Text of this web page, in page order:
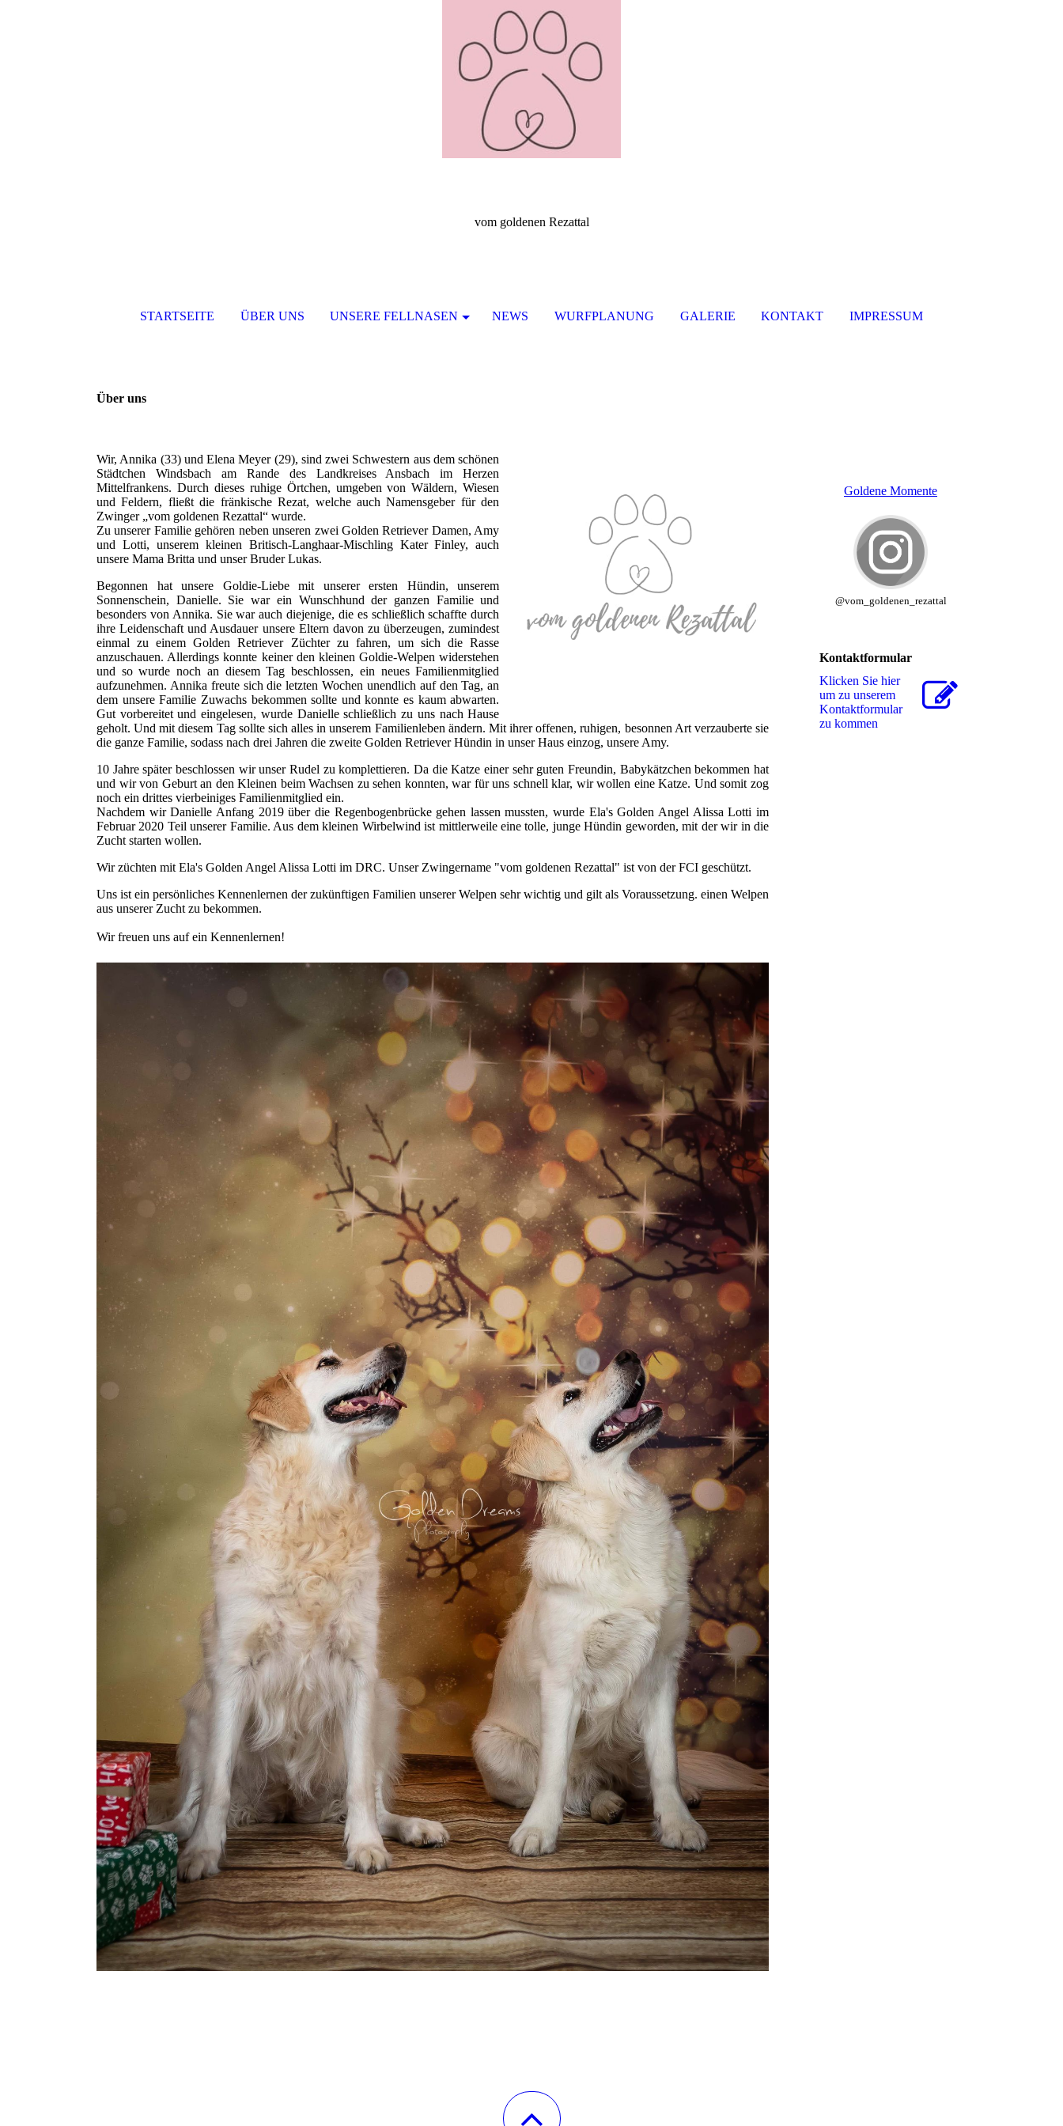
vom goldenen Rezattal
STARTSEITE ÜBER UNS UNSERE FELLNASEN NEWS WURFPLANUNG GALERIE KONTAKT IMPRESSUM
Über uns
Wir, Annika (33) und Elena Meyer (29), sind zwei Schwestern aus dem schönen
Städtchen Windsbach am Rande des Landkreises Ansbach im Herzen
Mittelfrankens. Durch dieses ruhige Örtchen, umgeben von Wäldern, Wiesen
und Feldern, fließt die fränkische Rezat, welche auch Namensgeber für den
Zwinger „vom goldenen Rezattal“ wurde.
Zu unserer Familie gehören neben unseren zwei Golden Retriever Damen, Amy
und Lotti, unserem kleinen Britisch-Langhaar-Mischling Kater Finley, auch
unsere Mama Britta und unser Bruder Lukas.
Begonnen hat unsere Goldie-Liebe mit unserer ersten Hündin, unserem
Sonnenschein, Danielle. Sie war ein Wunschhund der ganzen Familie und
besonders von Annika. Sie war auch diejenige, die es schließlich schaffte durch
ihre Leidenschaft und Ausdauer unsere Eltern davon zu überzeugen, zumindest
einmal zu einem Golden Retriever Züchter zu fahren, um sich die Rasse
anzuschauen. Allerdings konnte keiner den kleinen Goldie-Welpen widerstehen
und so wurde noch an diesem Tag beschlossen, ein neues Familienmitglied
aufzunehmen. Annika freute sich die letzten Wochen unendlich auf den Tag, an
dem unsere Familie Zuwachs bekommen sollte und konnte es kaum abwarten.
Gut vorbereitet und eingelesen, wurde Danielle schließlich zu uns nach Hause
geholt. Und mit diesem Tag sollte sich alles in unserem Familienleben ändern. Mit ihrer offenen, ruhigen, besonnen Art verzauberte sie
die ganze Familie, sodass nach drei Jahren die zweite Golden Retriever Hündin in unser Haus einzog, unsere Amy.
10 Jahre später beschlossen wir unser Rudel zu komplettieren. Da die Katze einer sehr guten Freundin, Babykätzchen bekommen hat
und wir von Geburt an den Kleinen beim Wachsen zu sehen konnten, war für uns schnell klar, wir wollen eine Katze. Und somit zog
noch ein drittes vierbeiniges Familienmitglied ein.
Nachdem wir Danielle Anfang 2019 über die Regenbogenbrücke gehen lassen mussten, wurde Ela's Golden Angel Alissa Lotti im
Februar 2020 Teil unserer Familie. Aus dem kleinen Wirbelwind ist mittlerweile eine tolle, junge Hündin geworden, mit der wir in die
Zucht starten wollen.
Wir züchten mit Ela's Golden Angel Alissa Lotti im DRC. Unser Zwingername "vom goldenen Rezattal" ist von der FCI geschützt.
Uns ist ein persönliches Kennenlernen der zukünftigen Familien unserer Welpen sehr wichtig und gilt als Voraussetzung. einen Welpen
aus unserer Zucht zu bekommen.
Wir freuen uns auf ein Kennenlernen!
Goldene Momente
@vom_goldenen_rezattal
Kontaktformular
Klicken Sie hier
um zu unserem
Kon­takt­for­mu­lar
zu kommen